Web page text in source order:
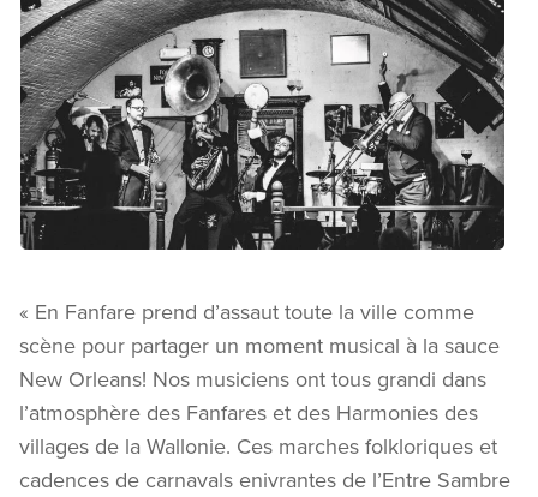
« En Fanfare prend d’assaut toute la ville comme
scène pour partager un moment musical à la sauce
New Orleans! Nos musiciens ont tous grandi dans
l’atmosphère des Fanfares et des Harmonies des
villages de la Wallonie. Ces marches folkloriques et
cadences de carnavals enivrantes de l’Entre Sambre